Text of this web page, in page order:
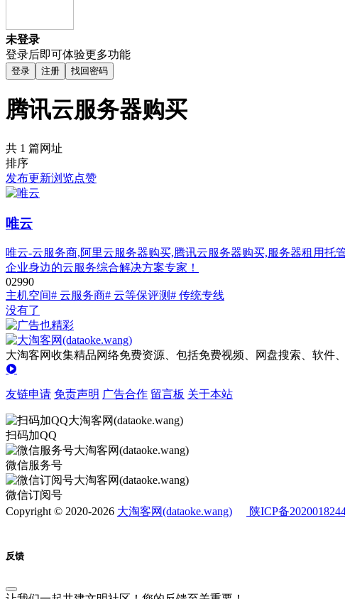
未登录
登录后即可体验更多功能
登录 注册 找回密码
腾讯云服务器购买
共 1 篇网址
排序
发布更新浏览点赞
唯云
唯云-云服务商,阿里云服务器购买,腾讯云服务器购买,服务器租用
企业身边的云服务综合解决方案专家！
02990
主机空间# 云服务商# 云等保评测# 传统专线
没有了
大淘客网收集精品网络免费资源、包括免费视频、网盘搜索、软件
友链申请 免责声明 广告合作 留言板 关于本站
扫码加QQ
微信服务号
微信订阅号
Copyright © 2020-2026 大淘客网(dataoke.wang) 陕ICP备
反馈